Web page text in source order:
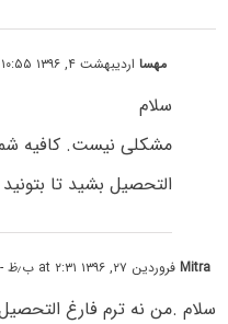
مهسااردیبهشت ۴, ۱۳۹۶ at ۱۰:۵۵ ب٫ظ
سلام
مشکلی نیست. کافیه
التحصیل بشید تا
Mitraفروردین ۲۷, ۱۳۹۶ at ۲:۳۱ ب٫ظ - Reply
سلام .من نه ترم فارغ